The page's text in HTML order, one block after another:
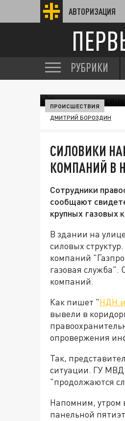
АВТОРИЗАЦИЯ
РУБРИКИ
ПРОИСШЕСТВИЯ
ДМИТРИЙ БОРОЗДИН
СИЛОВИКИ
КОМПАНИЙ В
Сотрудники
сообщают
крупных газовых
В здании на
силовых
компаний
газовая служба".
компаний.
Как пишет "
вывели в
опровержения
Так,
ситуации. ГУ МВД
"продолжаются
Напомним, утром
панельной